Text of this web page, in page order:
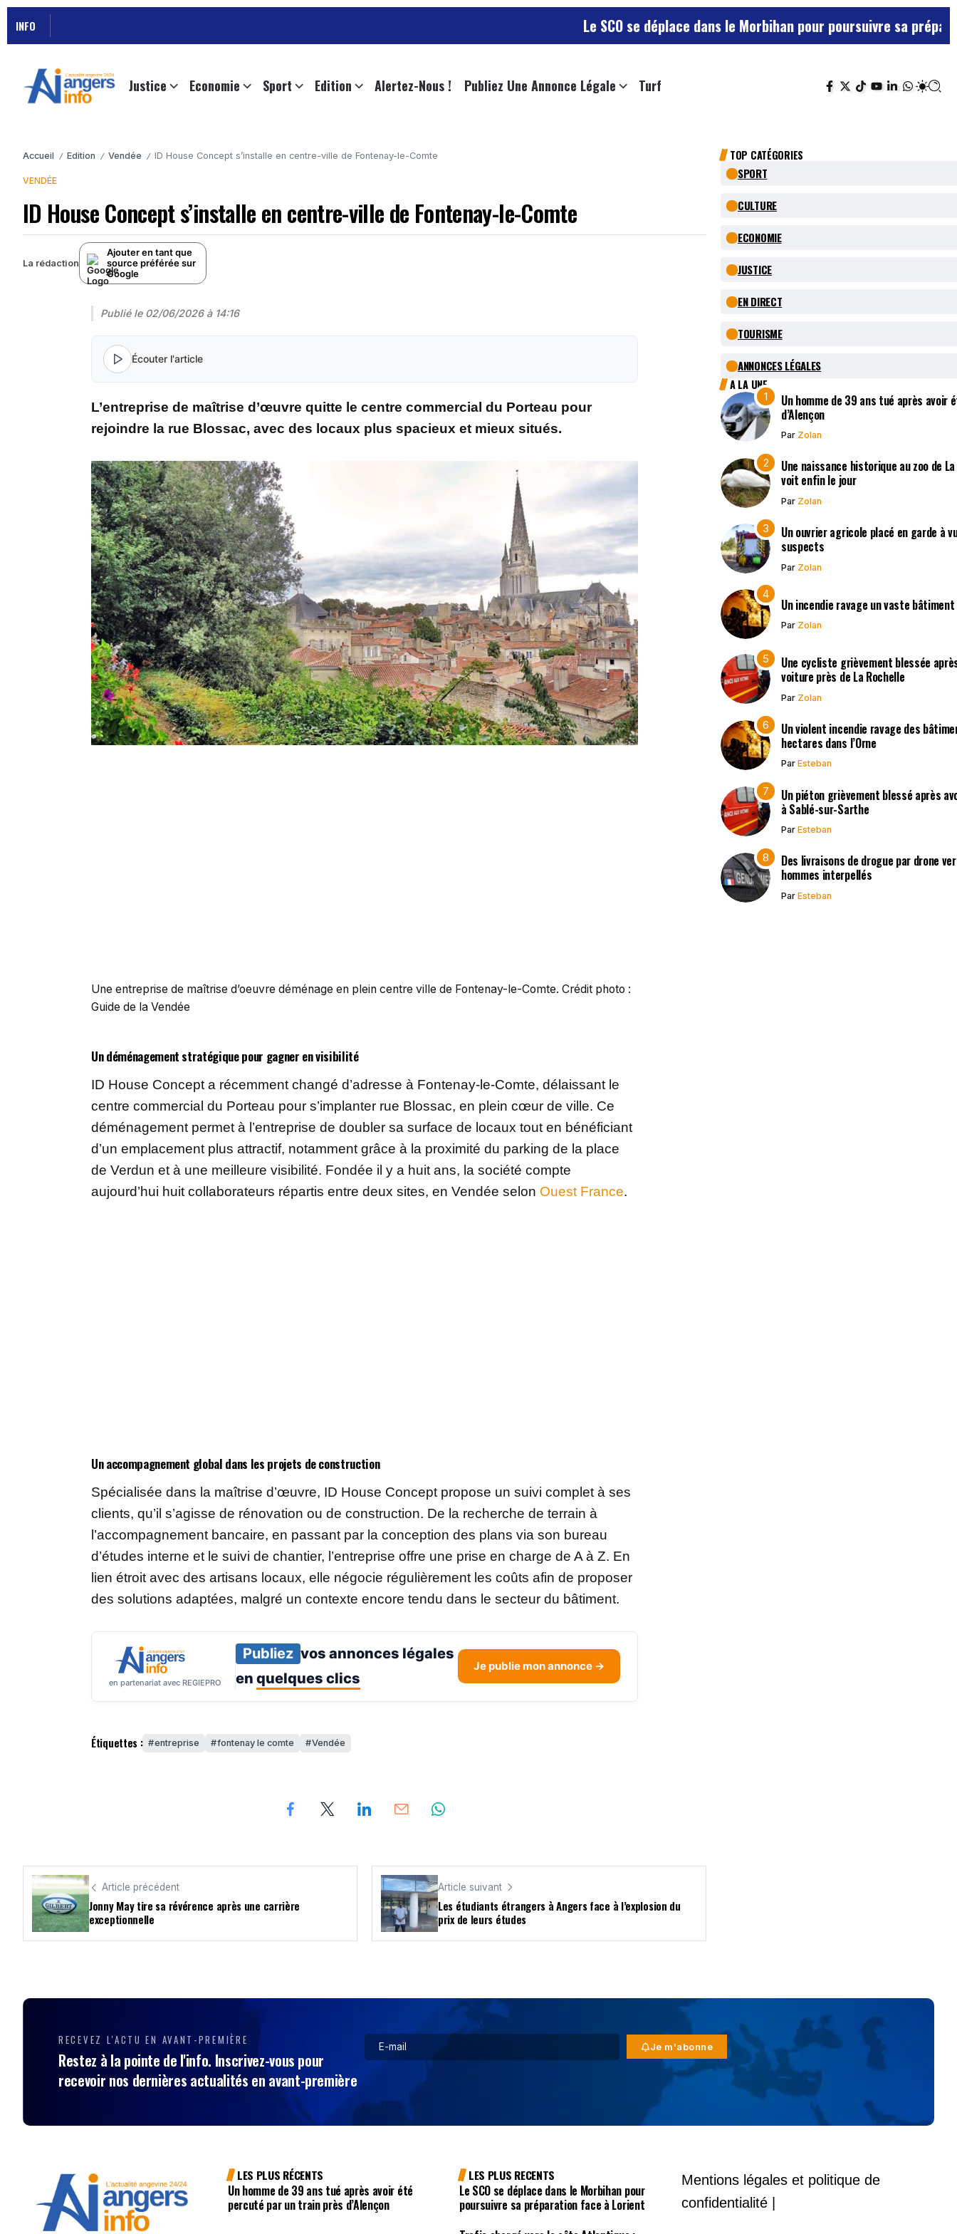
INFO Le SCO se déplace dans le Morbihan pour poursuivre sa préparation
Justice Economie Sport Edition Alertez-Nous ! Publiez Une Annonce Légale Turf
Accueil / Edition / Vendée / ID House Concept s’installe en centre-ville de Fontenay-le-Comte
VENDÉE
ID House Concept s’installe en centre-ville de Fontenay-le-Comte
La rédaction
Ajouter en tant que
source préférée sur
Google
Publié le 02/06/2026 à 14:16
Écouter l'article
L’entreprise de maîtrise d’œuvre quitte le centre commercial du Porteau pour
rejoindre la rue Blossac, avec des locaux plus spacieux et mieux situés.
Une entreprise de maîtrise d’oeuvre déménage en plein centre ville de Fontenay-le-Comte. Crédit photo :
Guide de la Vendée
Un déménagement stratégique pour gagner en visibilité
ID House Concept a récemment changé d’adresse à Fontenay-le-Comte, délaissant le
centre commercial du Porteau pour s’implanter rue Blossac, en plein cœur de ville. Ce
déménagement permet à l’entreprise de doubler sa surface de locaux tout en bénéficiant
d’un emplacement plus attractif, notamment grâce à la proximité du parking de la place
de Verdun et à une meilleure visibilité. Fondée il y a huit ans, la société compte
aujourd’hui huit collaborateurs répartis entre deux sites, en Vendée selon Ouest France.
Un accompagnement global dans les projets de construction
Spécialisée dans la maîtrise d’œuvre, ID House Concept propose un suivi complet à ses
clients, qu’il s’agisse de rénovation ou de construction. De la recherche de terrain à
l’accompagnement bancaire, en passant par la conception des plans via son bureau
d’études interne et le suivi de chantier, l’entreprise offre une prise en charge de A à Z. En
lien étroit avec des artisans locaux, elle négocie régulièrement les coûts afin de proposer
des solutions adaptées, malgré un contexte encore tendu dans le secteur du bâtiment.
en partenariat avec REGIEPRO
Publiez vos annonces légales
en quelques clics
Je publie mon annonce →
Étiquettes : entreprise fontenay le comte Vendée
Article précédent
Jonny May tire sa révérence après une carrière
exceptionnelle
Article suivant
Les étudiants étrangers à Angers face à l’explosion du
prix de leurs études
TOP CATÉGORIES
SPORT
CULTURE
ECONOMIE
JUSTICE
EN DIRECT
TOURISME
ANNONCES LÉGALES
A LA UNE
Un homme de 39 ans tué après
d’Alençon
Par Zolan
Une naissance historique au zoo de
voit enfin le jour
Par Zolan
Un ouvrier agricole placé en garde à
suspects
Par Zolan
Un incendie ravage un vaste
Par Zolan
Une cycliste grièvement blessée
voiture près de La Rochelle
Par Zolan
Un violent incendie ravage des
hectares dans l’Orne
Par Esteban
Un piéton grièvement blessé après
à Sablé-sur-Sarthe
Par Esteban
Des livraisons de drogue par drone
hommes interpellés
Par Esteban
RECEVEZ L'ACTU EN AVANT-PREMIÈRE
Restez à la pointe de l'info. Inscrivez-vous pour
recevoir nos dernières actualités en avant-première
Je m'abonne
LES PLUS RÉCENTS
Un homme de 39 ans tué après avoir été
percuté par un train près d’Alençon
LES PLUS RECENTS
Le SCO se déplace dans le Morbihan pour
poursuivre sa préparation face à Lorient
Mentions légales et politique de
confidentialité |